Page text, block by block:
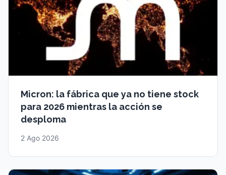
Micron: la fábrica que ya no tiene stock
para 2026 mientras la acción se
desploma
2 Ago 2026